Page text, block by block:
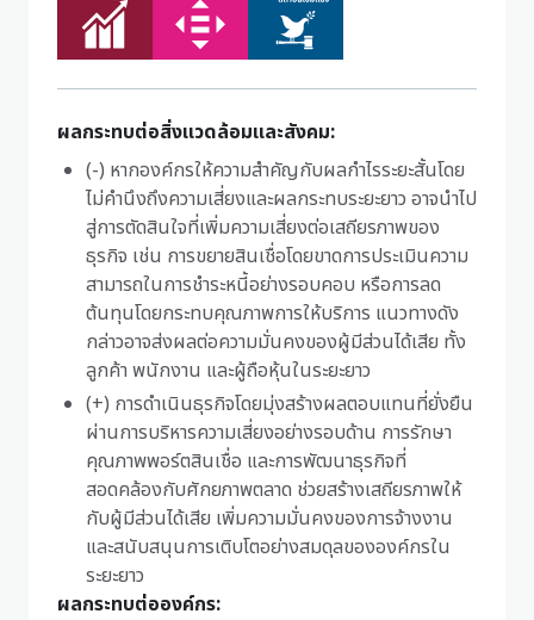
ผลกระทบต่อสิ่งแวดล้อมและสังคม:
(-) หากองค์กรให้ความสำคัญกับผลกำไรระยะสั้นโดย
ไม่คำนึงถึงความเสี่ยงและผลกระทบระยะยาว อาจนำไป
สู่การตัดสินใจที่เพิ่มความเสี่ยงต่อเสถียรภาพของ
ธุรกิจ เช่น การขยายสินเชื่อโดยขาดการประเมินความ
สามารถในการชำระหนี้อย่างรอบคอบ หรือการลด
ต้นทุนโดยกระทบคุณภาพการให้บริการ แนวทางดัง
กล่าวอาจส่งผลต่อความมั่นคงของผู้มีส่วนได้เสีย ทั้ง
ลูกค้า พนักงาน และผู้ถือหุ้นในระยะยาว
(+) การดำเนินธุรกิจโดยมุ่งสร้างผลตอบแทนที่ยั่งยืน
ผ่านการบริหารความเสี่ยงอย่างรอบด้าน การรักษา
คุณภาพพอร์ตสินเชื่อ และการพัฒนาธุรกิจที่
สอดคล้องกับศักยภาพตลาด ช่วยสร้างเสถียรภาพให้
กับผู้มีส่วนได้เสีย เพิ่มความมั่นคงของการจ้างงาน
และสนับสนุนการเติบโตอย่างสมดุลขององค์กรใน
ระยะยาว
ผลกระทบต่อองค์กร: